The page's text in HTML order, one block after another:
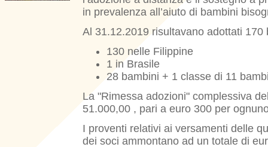
in prevalenza all’aiuto di bambini
Al 31.12.2019 risultavano adottati 170
130 nelle Filippine
1 in Brasile
28 bambini + 1 classe di 11
La "Rimessa adozioni" complessiva
51.000,00 , pari a euro 300 per
I proventi relativi ai versamenti delle
dei soci ammontano ad un totale di